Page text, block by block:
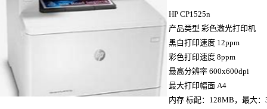
HP CP1525n
产品类型 彩色激光打印机
黑白打印速度 12ppm
彩色打印速度 8ppm
最高分辨率 600x600dpi
最大打印幅面 A4
内存 标配：128MB，最大